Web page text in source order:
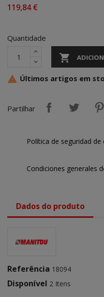
119,84 €
Quantidade

 Últimos artigos em
Partilhar
Política de seguridad de
Condiciones generales
Dados do produto
Referência 18094
Disponível 2 Itens